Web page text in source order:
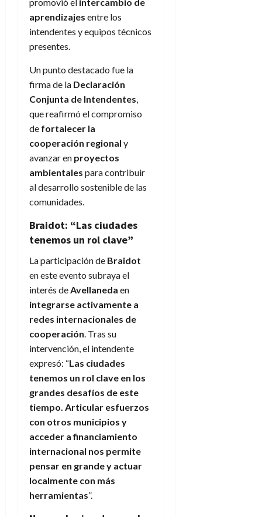
aprendizajes entre los
intendentes y equipos técnicos
presentes.
Un punto destacado fue la
firma de la Declaración
Conjunta de Intendentes,
que reafirmó el compromiso
de fortalecer la
cooperación regional y
avanzar en proyectos
ambientales para contribuir
al desarrollo sostenible de las
comunidades.
Braidot: “Las ciudades
tenemos un rol clave”
La participación de Braidot
en este evento subraya el
interés deAvellaneda en
integrarse activamente a
redes internacionales de
cooperación. Tras su
intervención, el intendente
expresó: “Las ciudades
tenemos un rol clave en los
grandes desafíos de este
tiempo. Articular esfuerzos
con otros municipios y
acceder a financiamiento
internacional nos permite
pensar en grande y actuar
localmente con más
herramientas”.